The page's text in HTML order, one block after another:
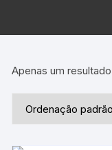
Apenas um resultado